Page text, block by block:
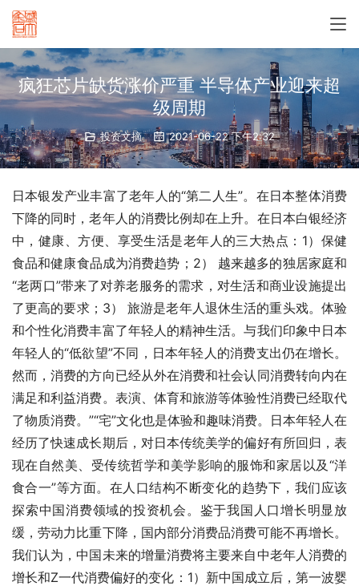
疯狂芯片缺货涨价严重 半导体产业迎来超
级周期
投资文摘 2021-06-22 下午2:32
日本银发产业丰富了老年人的“第二人生”。在日本整体消费
下降的同时，老年人的消费比例却在上升。在日本白银经济
中，健康、方便、享受生活是老年人的三大热点：1）保健
食品和健康食品成为消费趋势；2） 越来越多的独居家庭和
“老两口”带来了对养老服务的需求，对生活和商业设施提出
了更高的要求；3） 旅游是老年人退休生活的重头戏。体验
和个性化消费丰富了年轻人的精神生活。与我们印象中日本
年轻人的“低欲望”不同，日本年轻人的消费支出仍在增长。
然而，消费的方向已经从外在消费和社会认同消费转向内在
满足和利益消费。表演、体育和旅游等体验性消费已经取代
了物质消费。”“宅”文化也是体验和趣味消费。日本年轻人在
经历了快速成长期后，对日本传统美学的偏好有所回归，表
现在自然美、受传统哲学和美学影响的服饰和家居以及“洋
食合一”等方面。在人口结构不断变化的趋势下，我们应该
探索中国消费领域的投资机会。鉴于我国人口增长明显放
缓，劳动力比重下降，国内部分消费品消费可能不再增长。
我们认为，中国未来的增量消费将主要来自中老年人消费的
增长和Z一代消费偏好的变化：1）新中国成立后，第一波婴